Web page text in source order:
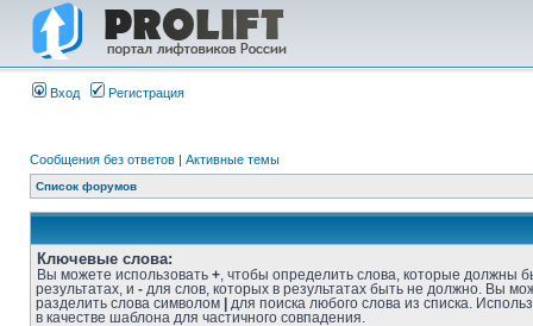
Вход Регистрация
Сообщения без ответов | Активные темы
Список форумов
Ключевые слова:
Вы можете использовать + , чтобы определить слова, которые должны
результатах, и - для слов, которых в результатах быть не должно. Вы
разделить слова символом
для поиска любого слова из списка.
в качестве шаблона для частичного совпадения.